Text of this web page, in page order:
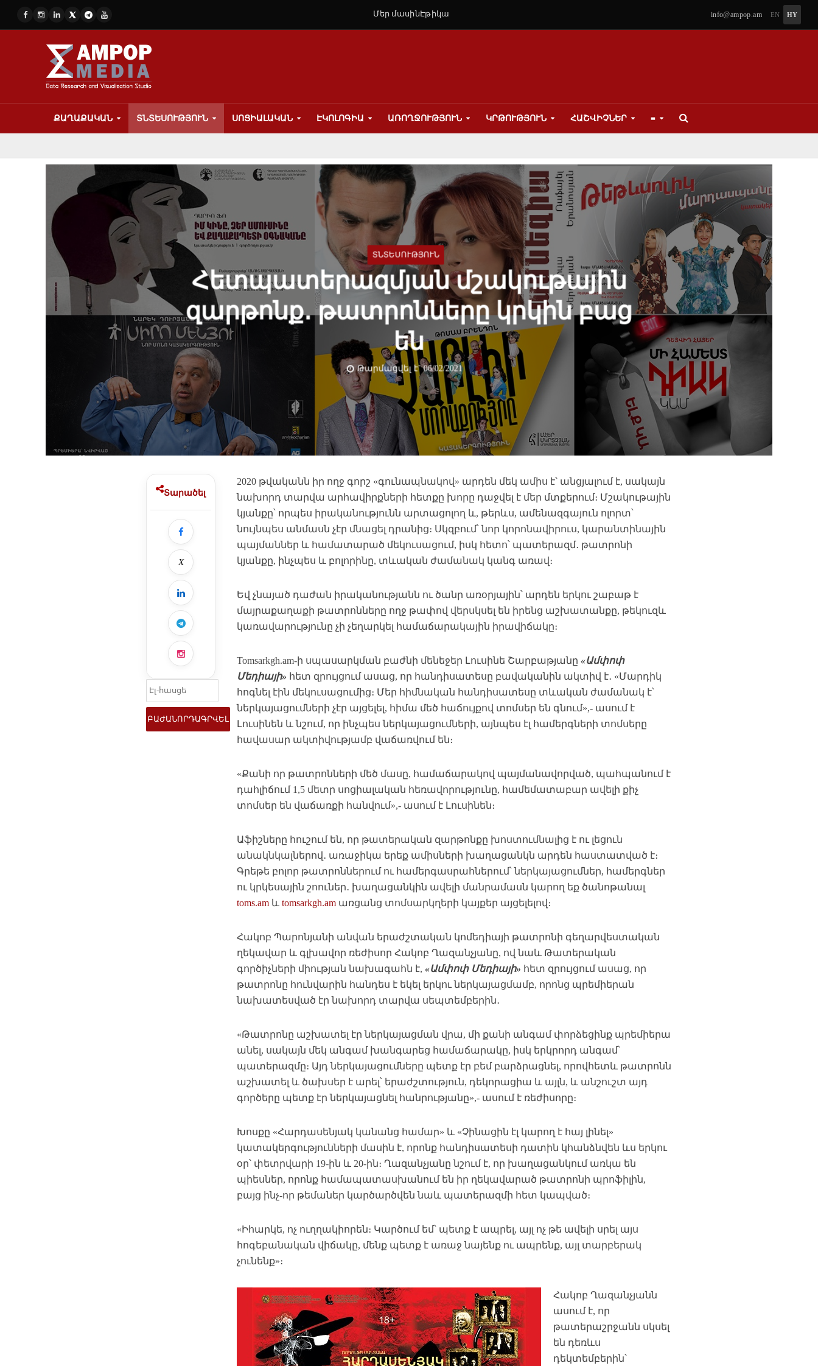
Մեր մասինԷթիկա info@ampop.am EN HY
ՔԱՂԱՔԱԿԱՆ ՏՆՏԵՍՈՒԹՅՈՒՆ ՍՈՑԻԱԼԱԿԱՆ ԷԿՈԼՈԳԻԱ ԱՌՈՂՋՈՒԹՅՈՒՆ ԿՐԹՈՒԹՅՈՒՆ ՀԱՇՎԻՉՆԵՐ ≡
ՏՆՏԵՍՈՒԹՅՈՒՆ
Հետպատերազմյան մշակութային
զարթոնք․ թատրոնները կրկին բաց
են
Թարմացվել է` 06/02/2021
Տարածել
X
2020 թվականն իր ողջ գորշ «գունապնակով» արդեն մեկ ամիս է՝ անցյալում է, սակայն
նախորդ տարվա արհավիրքների հետքը խորը դաջվել է մեր մտքերում։ Մշակութային
կյանքը՝ որպես իրականությունն արտացոլող և, թերևս, ամենազգայուն ոլորտ՝
նույնպես անմասն չէր մնացել դրանից։ Սկզբում՝ նոր կորոնավիրուս, կարանտինային
պայմաններ և համատարած մեկուսացում, իսկ հետո՝ պատերազմ․ թատրոնի
կյանքը, ինչպես և բոլորինը, տևական ժամանակ կանգ առավ։
Եվ չնայած դաժան իրականությանն ու ծանր առօրյային՝ արդեն երկու շաբաթ է
մայրաքաղաքի թատրոնները ողջ թափով վերսկսել են իրենց աշխատանքը, թեկուզև
կառավարությունը չի չեղարկել համաճարակային իրավիճակը։
Tomsarkgh.am-ի սպասարկման բաժնի մենեջեր Լուսինե Շարբաթյանը«Ամփոփ
Մեդիայի» հետ զրույցում ասաց, որ հանդիսատեսը բավականին ակտիվ է․ «Մարդիկ
հոգնել էին մեկուսացումից։ Մեր հիմնական հանդիսատեսը տևական ժամանակ է՝
ներկայացումների չէր այցելել, հիմա մեծ հաճույքով տոմսեր են գնում»,- ասում է
Լուսինեն և նշում, որ ինչպես ներկայացումների, այնպես էլ համերգների տոմսերը
հավասար ակտիվությամբ վաճառվում են։
«Քանի որ թատրոնների մեծ մասը, համաճարակով պայմանավորված, պահպանում է
դահլիճում 1,5 մետր սոցիալական հեռավորությունը, համեմատաբար ավելի քիչ
տոմսեր են վաճառքի հանվում»,- ասում է Լուսինեն։
Աֆիշները հուշում են, որ թատերական զարթոնքը խոստումնալից է ու լեցուն
անակնկալներով․ առաջիկա երեք ամիսների խաղացանկն արդեն հաստատված է։
Գրեթե բոլոր թատրոններում ու համերգասրահներում՝ ներկայացումներ, համերգներ
ու կրկեսային շոուներ․ խաղացանկին ավելի մանրամասն կարող եք ծանոթանալ
toms.am ևtomsarkgh.am առցանց տոմսարկղերի կայքեր այցելելով։
Հակոբ Պարոնյանի անվան երաժշտական կոմեդիայի թատրոնի գեղարվեստական
ղեկավար և գլխավոր ռեժիսոր Հակոբ Ղազանչյանը, ով նաև Թատերական
գործիչների միության նախագահն է,«Ամփոփ Մեդիայի» հետ զրույցում ասաց, որ
թատրոնը հունվարին հանդես է եկել երկու ներկայացմամբ, որոնց պրեմիերան
նախատեսված էր նախորդ տարվա սեպտեմբերին․
«Թատրոնը աշխատել էր ներկայացման վրա, մի քանի անգամ փորձեցինք պրեմիերա
անել, սակայն մեկ անգամ խանգարեց համաճարակը, իսկ երկրորդ անգամ՝
պատերազմը։ Այդ ներկայացումները պետք էր բեմ բարձրացնել, որովհետև թատրոնն
աշխատել և ծախսեր է արել՝ երաժշտություն, դեկորացիա և այլն, և անշուշտ այդ
գործերը պետք էր ներկայացնել հանրությանը»,- ասում է ռեժիսորը։
Խոսքը «Հարդասենյակ կանանց համար» և «Չինացին էլ կարող է հայ լինել»
կատակերգությունների մասին է, որոնք հանդիսատեսի դատին կհանձնվեն ևս երկու
օր՝ փետրվարի 19-ին և 20-ին։ Ղազանչյանը նշում է, որ խաղացանկում առկա են
պիեսներ, որոնք համապատասխանում են իր ղեկավարած թատրոնի պրոֆիլին,
բայց ինչ-որ թեմաներ կարծարծվեն նաև պատերազմի հետ կապված։
«Իհարկե, ոչ ուղղակիորեն։ Կարծում եմ՝ պետք է ապրել, այլ ոչ թե ավելի սրել այս
հոգեբանական վիճակը, մենք պետք է առաջ նայենք ու ապրենք, այլ տարբերակ
չունենք»։
Հակոբ Ղազանչյանն
ասում է, որ
թատերաշրջանն սկսել
են դեռևս
դեկտեմբերին՝